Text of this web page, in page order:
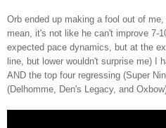
Orb ended up making a fool out of
mean, it's not like he can't improve 7-
expected pace dynamics, but at the
line, but lower wouldn't surprise me) I
AND the top four regressing (Super
(Delhomme, Den's Legacy, and